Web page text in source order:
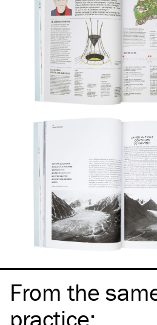
From the
practice: